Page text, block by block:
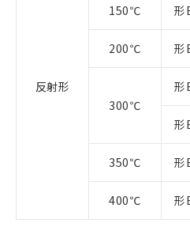
反射形
150℃ 形
200℃ 形
300℃
形
形
350℃ 形
400℃ 形